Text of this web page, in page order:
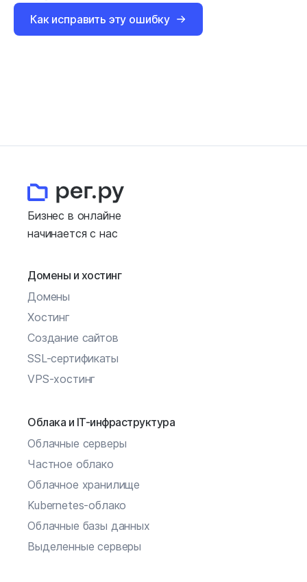
Как исправить эту ошибку
Бизнес в онлайне
начинается с нас
Домены и хостинг
Домены
Хостинг
Создание сайтов
SSL-сертификаты
VPS-хостинг
Облака и IT-инфраструктура
Облачные серверы
Частное облако
Облачное хранилище
Kubernetes-облако
Облачные базы данных
Выделенные серверы